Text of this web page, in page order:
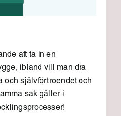
att ta in en
ibland vill man dra
och självförtroendet och
sak gäller i